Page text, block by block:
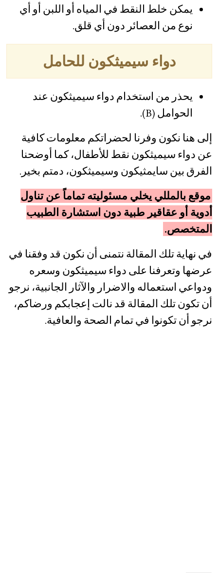
يمكن خلط النقط في المياه أو اللبن أو أي
نوع من العصائر دون أي قلق.
دواء سيميثكون للحامل
يحذر من استخدام دواء سيميثكون عند
الحوامل (B).
إلى هنا نكون وفرنا لحضراتكم معلومات كافية
عن دواء سيميثكون نقط للأطفال، كما أوضحنا
الفرق بين سايمثيكون وسيميثكون، دمتم بخير.
موقع بالمللي يخلي مسئوليته تماماً عن تناول
أدوية أو عقاقير طبية دون استشارة الطبيب
المتخصص.
في نهاية تلك المقالة نتمنى أن نكون قد وفقنا في
عرضها وتعرفنا على دواء سيميثكون وسعره
ودواعي استعماله والاضرار والآثار الجانبية، نرجو
أن تكون تلك المقالة قد نالت إعجابكم ورضاكم،
نرجو أن تكونوا في تمام الصحة والعافية.